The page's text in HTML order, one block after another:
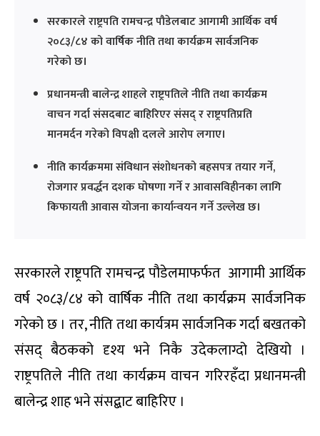
सरकारले राष्ट्रपति रामचन्द्र पौडेलबाट आगामी आर्थिक वर्ष
२०८३/८४ को वार्षिक नीति तथा कार्यक्रम सार्वजनिक
गरेको छ।
प्रधानमन्त्री बालेन्द्र शाहले राष्ट्रपतिले नीति तथा कार्यक्रम
वाचन गर्दा संसदबाट बाहिरिएर संसद् र राष्ट्रपतिप्रति
मानमर्दन गरेको विपक्षी दलले आरोप लगाए।
नीति कार्यक्रममा संविधान संशोधनको बहसपत्र तयार गर्ने,
रोजगार प्रवर्द्धन दशक घोषणा गर्ने र आवासविहीनका लागि
किफायती आवास योजना कार्यान्वयन गर्ने उल्लेख छ।
सरकारले राष्ट्रपति रामचन्द्र पौडेलमाफर्फत आगामी आर्थिक
वर्ष २०८३/८४ को वार्षिक नीति तथा कार्यक्रम सार्वजनिक
गरेको छ । तर, नीति तथा कार्यत्रम सार्वजनिक गर्दा बखतको
संसद् बैठकको दृश्य भने निकै उदेकलाग्दो देखियो ।
राष्ट्रपतिले नीति तथा कार्यक्रम वाचन गरिरहँदा प्रधानमन्त्री
बालेन्द्र शाह भने संसद्बाट बाहिरिए ।